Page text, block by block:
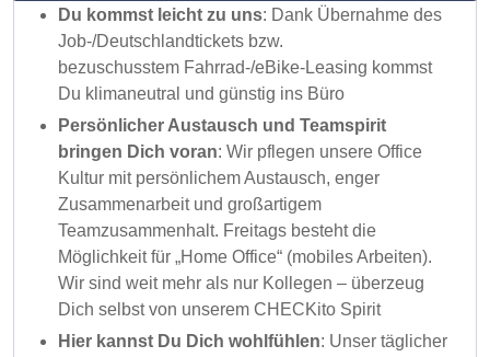
Du kommst leicht zu uns: Dank Übernahme des
Job-/Deutschlandtickets bzw.
bezuschusstem Fahrrad-/eBike-Leasing kommst
Du klimaneutral und günstig ins Büro
Persönlicher Austausch und Teamspirit
bringen Dich voran: Wir pflegen unsere Office
Kultur mit persönlichem Austausch, enger
Zusammenarbeit und großartigem
Teamzusammenhalt. Freitags besteht die
Möglichkeit für „Home Office“ (mobiles Arbeiten).
Wir sind weit mehr als nur Kollegen – überzeug
Dich selbst von unserem CHECKito Spirit
Hier kannst Du Dich wohlfühlen: Unser täglicher